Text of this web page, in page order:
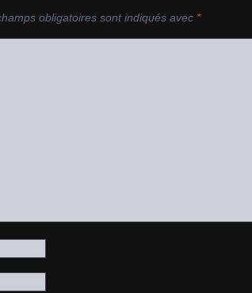
obligatoires sont indiqués avec *